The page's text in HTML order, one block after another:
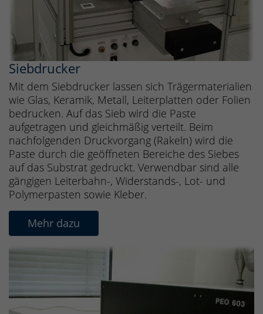
Siebdrucker
Mit dem Siebdrucker lassen sich Trägermaterialien
wie Glas, Keramik, Metall, Leiterplatten oder Folien
bedrucken. Auf das Sieb wird die Paste
aufgetragen und gleichmäßig verteilt. Beim
nachfolgenden Druckvorgang (Rakeln) wird die
Paste durch die geöffneten Bereiche des Siebes
auf das Substrat gedruckt. Verwendbar sind alle
gängigen Leiterbahn-, Widerstands-, Lot- und
Polymerpasten sowie Kleber.
Mehr dazu